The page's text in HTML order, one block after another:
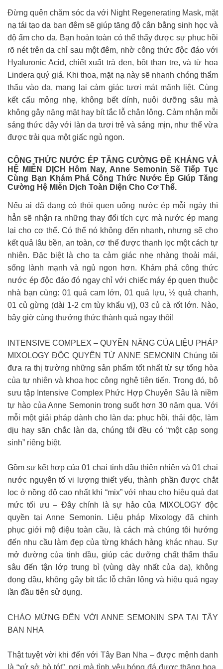
Đừng quên chăm sóc da với Night Regenerating Mask, mặt
nạ tái tạo da ban đêm sẽ giúp tăng độ cân bằng sinh học và
độ ẩm cho da. Bạn hoàn toàn có thể thấy được sự phục hồi
rõ nét trên da chỉ sau một đêm, nhờ công thức độc đáo với
Hyaluronic Acid, chiết xuất trà đen, bột than tre, và từ hoa
Lindera quý giá. Khi thoa, mặt nạ này sẽ nhanh chóng thẩm
thấu vào da, mang lại cảm giác tươi mát mãnh liệt. Cùng
kết cấu mỏng nhẹ, không bết dính, nuôi dưỡng sâu mà
không gây nặng mặt hay bít tắc lỗ chân lông. Cảm nhận mỗi
sáng thức dậy với làn da tươi trẻ và sáng mịn, như thể vừa
được trải qua một giấc ngủ ngon.
CÔNG THỨC NƯỚC ÉP TĂNG CƯỜNG ĐỀ KHÁNG VÀ
HỆ MIỄN DỊCH Hôm Nay, Anne Semonin Sẽ Tiếp Tục
Cùng Bạn Khám Phá Công Thức Nước Ép Giúp Tăng
Cường Hệ Miễn Dịch Toàn Diện Cho Cơ Thể.
Nếu ai đã đang có thói quen uống nước ép mỗi ngày thì
hẳn sẽ nhận ra những thay đổi tích cực mà nước ép mang
lại cho cơ thể. Có thể nó không đến nhanh, nhưng sẽ cho
kết quả lâu bền, an toàn, cơ thể được thanh lọc một cách tự
nhiên. Đặc biệt là cho ta cảm giác nhẹ nhàng thoải mái,
sống lành mạnh và ngủ ngon hơn. Khám phá công thức
nước ép độc đáo đó ngay chỉ với chiếc máy ép quen thuộc
nhà bạn cùng: 01 quả cam lớn, 01 quả lựu, ½ quả chanh,
01 củ gừng (dài 1-2 cm tùy khẩu vị), 03 củ cà rốt lớn. Nào,
bây giờ cùng thưởng thức thành quả ngay thôi!
INTENSIVE COMPLEX – QUYỀN NĂNG CỦA LIỆU PHÁP
MIXOLOGY ĐỘC QUYỀN TỪ ANNE SEMONIN Chúng tôi
đưa ra thị trường những sản phẩm tốt nhất từ sự tổng hòa
của tự nhiên và khoa học công nghệ tiên tiến. Trong đó, bộ
sưu tập Intensive Complex Phức Hợp Chuyên Sâu là niềm
tự hào của Anne Semonin trong suốt hơn 30 năm qua. Với
mỗi một giải pháp dành cho làn da: phục hồi, thải độc, làm
dịu hay săn chắc làn da, chúng tôi đều có “một cặp song
sinh” riêng biệt.
Gồm sự kết hợp của 01 chai tinh dầu thiên nhiên và 01 chai
nước nguyên tố vi lượng thiết yếu, thành phần được chắt
lọc ở nồng độ cao nhất khi “mix” với nhau cho hiệu quả đạt
mức tối ưu – Đây chính là sự hảo của MIXOLOGY độc
quyền tại Anne Semonin. Liệu pháp Mixology đã chinh
phục giới mộ điệu toàn cầu, là cách mà chúng tôi hướng
đến nhu cầu làm đẹp của từng khách hàng khác nhau. Sự
mở đường của tinh dầu, giúp các dưỡng chất thẩm thấu
sâu đến tận lớp trung bì (vùng dày nhất của da), không
đọng dầu, không gây bít tắc lỗ chân lông và hiệu quả ngay
lần đầu tiên sử dụng.
CHÀO MỪNG ĐẾN VỚI ANNE SEMONIN SPA TẠI TÂY
BAN NHA
Thật tuyệt vời khi đến với Tây Ban Nha – được mệnh danh
là “xứ sở bò tót”, nơi mà tình yêu bóng đá được thăng hoa,